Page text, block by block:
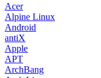
Acer
Alpine Linux
Android
antiX
Apple
APT
ArchBang